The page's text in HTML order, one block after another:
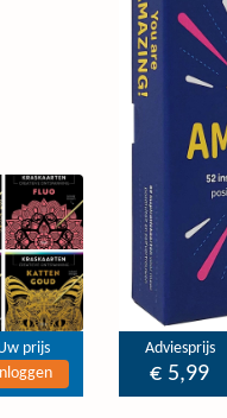
prijs
Adviesprijs
€ 5,99